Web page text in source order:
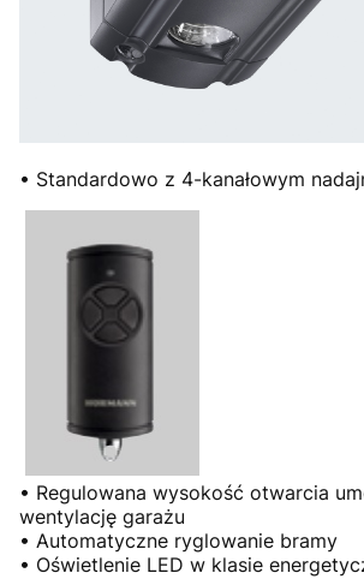
• Standardowo z 4-kanałowym
• Regulowana wysokość otwarcia
wentylację garażu
• Automatyczne ryglowanie bramy
• Oświetlenie LED w klasie